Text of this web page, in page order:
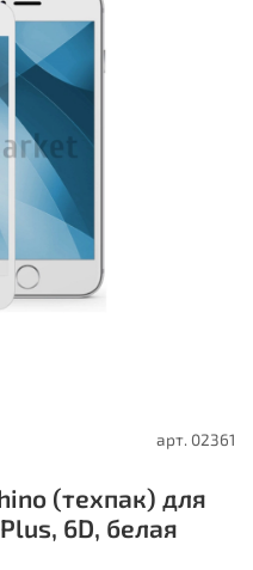
арт. 02361
(техпак) для
6D, белая